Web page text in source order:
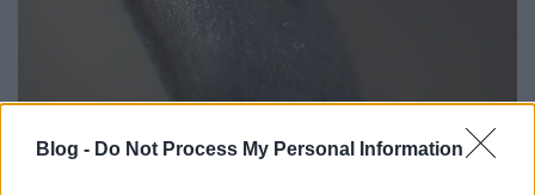
Blog - Do Not Process My Personal Information